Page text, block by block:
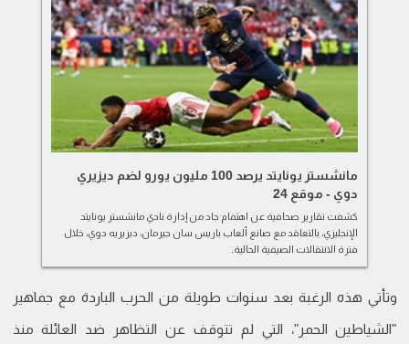
مانشستر يونايتد يرصد 100 مليون يورو لضم ديزيري
دوي - موقع 24
كشفت تقارير صحافية عن اهتمام جاد من إدارة نادي مانشستر يونايتد
الإنجليزي، بالتعاقد مع صانع ألعاب باريس سان جيرمان، ديزيريه دوي، خلال
فترة الانتقالات الصيفية الحالية.
وتأتي هذه الرغبة بعد سنوات طويلة من الحرب الباردة مع جماهير
"الشياطين الحمر"، التي لم تتوقف عن التظاهر ضد العائلة منذ